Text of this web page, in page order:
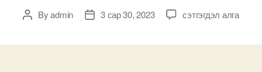
PostByadmin
Post3 сар 30, 2023
Гүйцэтгэлийн
сэтгэгдэл алга